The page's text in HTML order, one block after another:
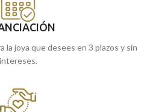
la joya que desees en 3 plazos y sin
intereses.